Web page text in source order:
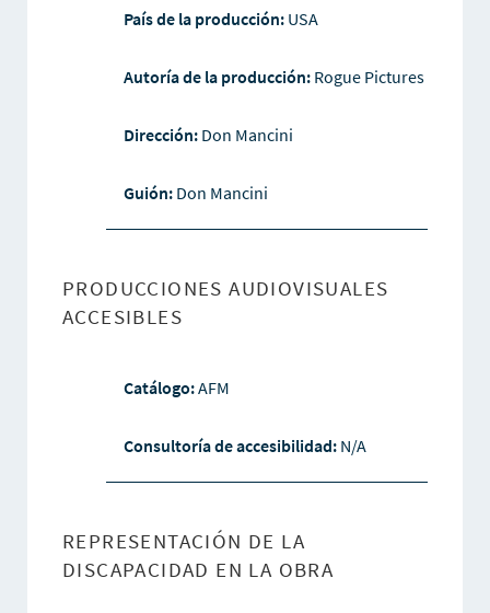
País de la producción: USA
Autoría de la producción: Rogue Pictures
Dirección: Don Mancini
Guión: Don Mancini
PRODUCCIONES AUDIOVISUALES
ACCESIBLES
Catálogo:AFM
Consultoría de accesibilidad: N/A
REPRESENTACIÓN DE LA
DISCAPACIDAD EN LA OBRA